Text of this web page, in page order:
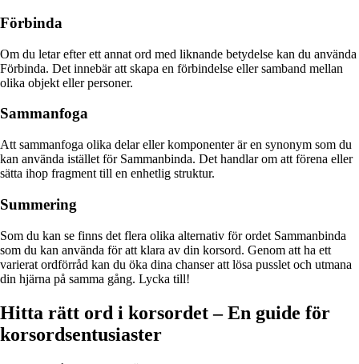
Förbinda
Om du letar efter ett annat ord med liknande betydelse kan du använda
Förbinda. Det innebär att skapa en förbindelse eller samband mellan
olika objekt eller personer.
Sammanfoga
Att sammanfoga olika delar eller komponenter är en synonym som du
kan använda istället för Sammanbinda. Det handlar om att förena eller
sätta ihop fragment till en enhetlig struktur.
Summering
Som du kan se finns det flera olika alternativ för ordet Sammanbinda
som du kan använda för att klara av din korsord. Genom att ha ett
varierat ordförråd kan du öka dina chanser att lösa pusslet och utmana
din hjärna på samma gång. Lycka till!
Hitta rätt ord i korsordet – En guide för
korsordsentusiaster